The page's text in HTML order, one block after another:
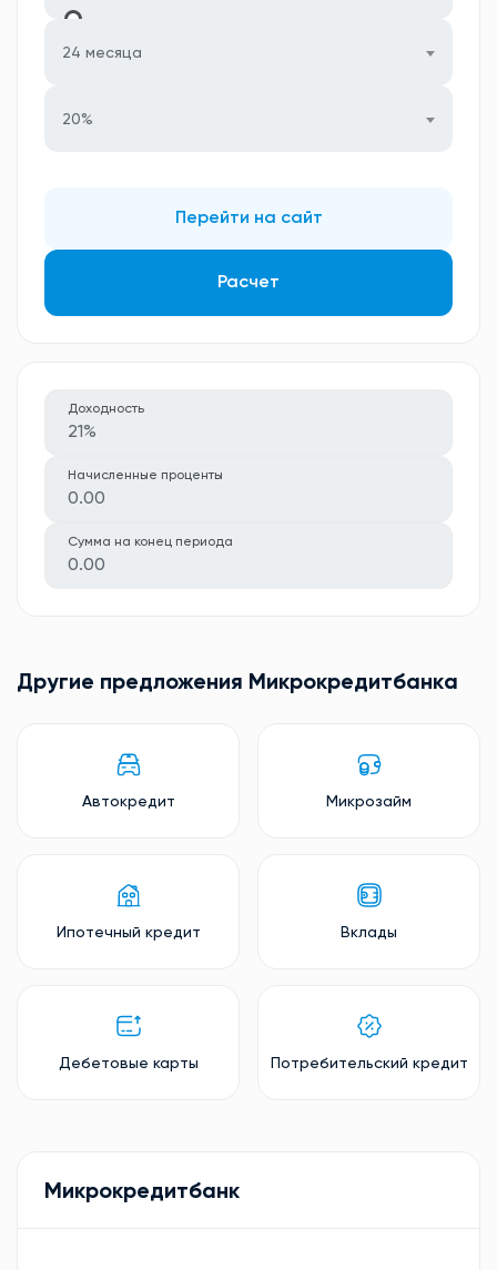
24 месяца
20%
Перейти на сайт
Расчет
Доходность
21%
Начисленные проценты
0.00
Сумма на конец периода
0.00
Другие предложения Микрокредитбанкa
Автокредит Микрозайм
Ипотечный кредит Вклады
Дебетовые карты Потребительский кредит
Микрокредитбанк